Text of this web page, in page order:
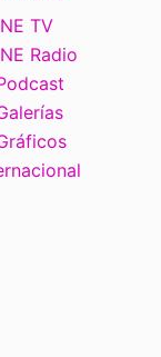
TV
Radio